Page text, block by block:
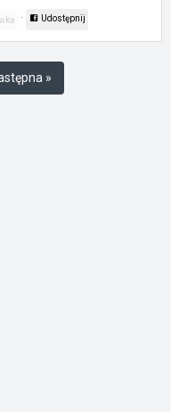
· Udostępnij
»